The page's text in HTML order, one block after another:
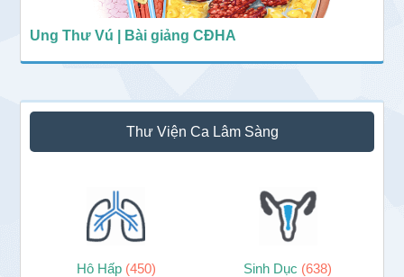
Ung Thư Vú | Bài giảng CĐHA
Thư Viện Ca Lâm Sàng
Hô Hấp (450) Sinh Dục (638)